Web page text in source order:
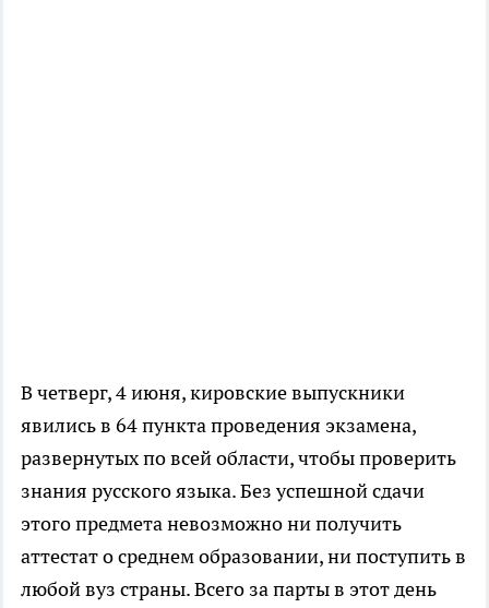
В четверг, 4 июня, кировские выпускники
явились в 64 пункта проведения экзамена,
развернутых по всей области, чтобы проверить
знания русского языка. Без успешной сдачи
этого предмета невозможно ни получить
аттестат о среднем образовании, ни поступить в
любой вуз страны. Всего за парты в этот день